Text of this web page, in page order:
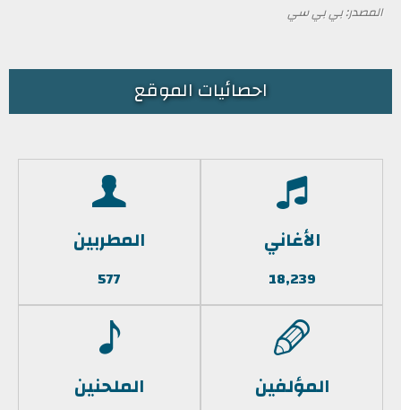
المصدر: بي بي سي
احصائيات الموقع
الأغاني
18,239
المطربين
577
المؤلفين الملحنين